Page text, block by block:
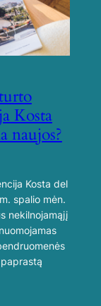
Kosta
naujos?
Kosta del
spalio mėn.
nekilnojamąjį